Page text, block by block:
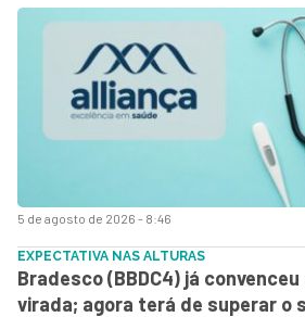
5 de agosto de 2026 - 8:46
EXPECTATIVA NAS ALTURAS
Bradesco (BBDC4) já convenceu
virada; agora terá de superar o